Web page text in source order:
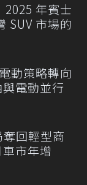
2025 年賓士
SUV 市場的
動策略轉向
電動並行
奪回輕型商
市年增